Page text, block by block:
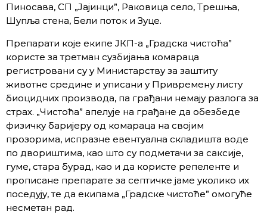
Пиносава, СП „Јајинци”, Раковица село, Трешња,
Шупља стена, Бели поток и Зуце.
Препарати које екипе ЈКП-а „Градска чистоћа”
користе за третман сузбијања комараца
регистровани су у Министарству за заштиту
животне средине и уписани у Привремену листу
биоцидних производа, па грађани немају разлога за
страх. „Чистоћа” апелује на грађане да обезбеде
физичку баријеру од комараца на својим
прозорима, испразне евентуална складишта воде
по двориштима, као што су подметачи за саксије,
гуме, стара бурад, као и да користе репеленте и
прописане препарате за септичке јаме уколико их
поседују, те да екипама „Градске чистоће” омогуће
несметан рад.